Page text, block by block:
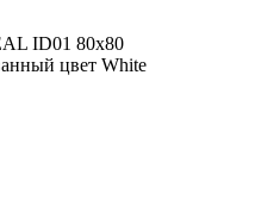
ID01 80x80
цвет White